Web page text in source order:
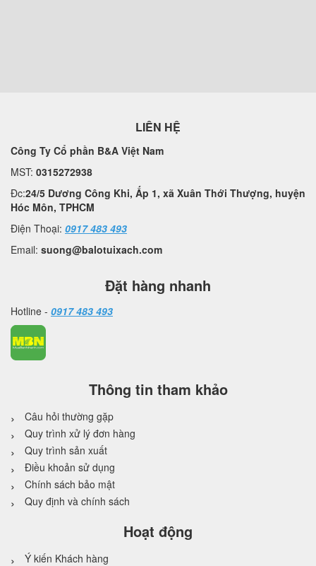
LIÊN HỆ
Công Ty Cổ phần B&A Việt Nam
MST: 0315272938
Đc:24/5 Dương Công Khi, Ấp 1, xã Xuân Thới Thượng, huyện
Hóc Môn, TPHCM
Điện Thoại: 0917 483 493
Email: suong@balotuixach.com
Đặt hàng nhanh
Hotline - 0917 483 493
Thông tin tham khảo
Câu hỏi thường gặp
Quy trình xử lý đơn hàng
Quy trình sản xuất
Điều khoản sử dụng
Chính sách bảo mật
Quy định và chính sách
Hoạt động
Ý kiến Khách hàng